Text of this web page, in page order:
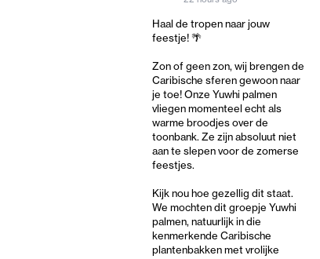
Haal de tropen naar jouw
feestje! 🌴
Zon of geen zon, wij brengen de
Caribische sferen gewoon naar
je toe! Onze Yuwhi palmen
vliegen momenteel echt als
warme broodjes over de
toonbank. Ze zijn absoluut niet
aan te slepen voor de zomerse
feestjes.
Kijk nou hoe gezellig dit staat.
We mochten dit groepje Yuwhi
palmen, natuurlijk in die
kenmerkende Caribische
plantenbakken met vrolijke